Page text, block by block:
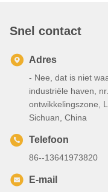
Snel contact
Adres
- Nee, dat is niet
industriële haven,
ontwikkelingszone,
Sichuan, China
Telefoon
86--13641973820
E-mail